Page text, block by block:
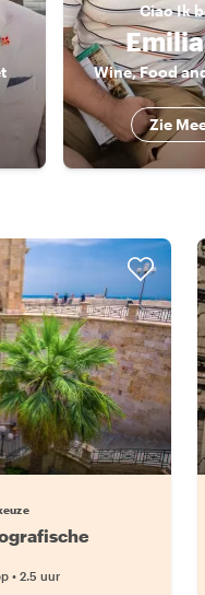
CiaoIk
Wine, Food
Zie
•2.5 uur